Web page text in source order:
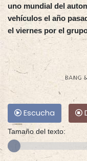
uno mundial del
vehículos el año
el viernes por el
Escucha
Tamaño del texto: